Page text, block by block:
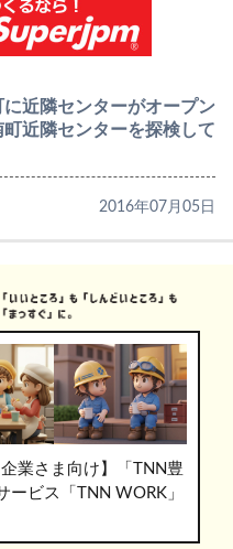
近隣センターがオープン
近隣センターを探検して
2016年07月05日
業さま向け】「TNN豊
ビス「TNN WORK」